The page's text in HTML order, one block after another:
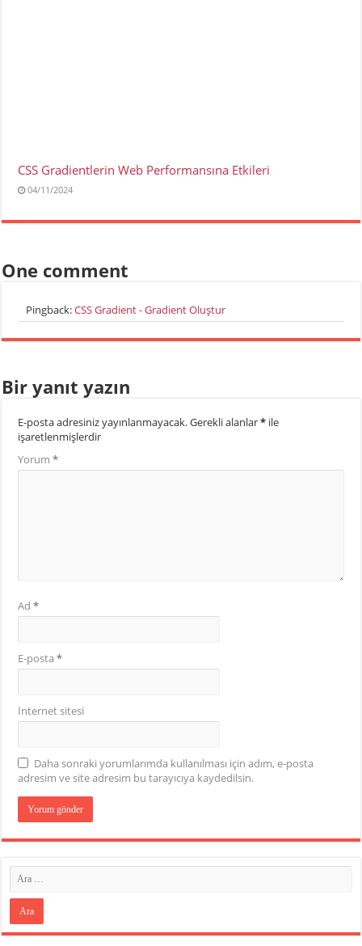
CSS Gradientlerin Web Performansına Etkileri
04/11/2024
One comment
Pingback:CSS Gradient - Gradient Oluştur
Bir yanıt yazın
E-posta adresiniz yayınlanmayacak.Gerekli alanlar* ile
işaretlenmişlerdir
Yorum*
Ad*
E-posta*
İnternet sitesi
Daha sonraki yorumlarımda kullanılması için adım, e-posta
adresim ve site adresim bu tarayıcıya kaydedilsin.